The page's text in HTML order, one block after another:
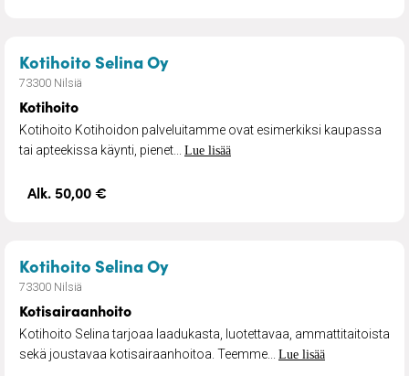
Kotihoito Selina Oy– Kotihoito
73300 Nilsiä
Kotihoito
Kotihoito Kotihoidon palveluitamme ovat esimerkiksi kaupassa
tai apteekissa käynti, pienet... Lue lisää
Alk. 50,00 €
Kotihoito Selina Oy– Kotisairaanhoito
73300 Nilsiä
Kotisairaanhoito
Kotihoito Selina tarjoaa laadukasta, luotettavaa, ammattitaitoista
sekä joustavaa kotisairaanhoitoa. Teemme... Lue lisää